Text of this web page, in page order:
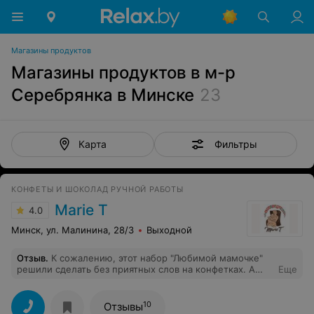
Магазины продуктов
Магазины продуктов в м-р
Серебрянка в Минске 23
Карта Фильтры
КОНФЕТЫ И ШОКОЛАД РУЧНОЙ РАБОТЫ
4.0 Marie T
Минск, ул. Малинина, 28/3 Выходной
Отзыв. К сожалению, этот набор "Любимой мамочке"
решили сделать без приятных слов на конфетках. А
Еще
Отзывы10